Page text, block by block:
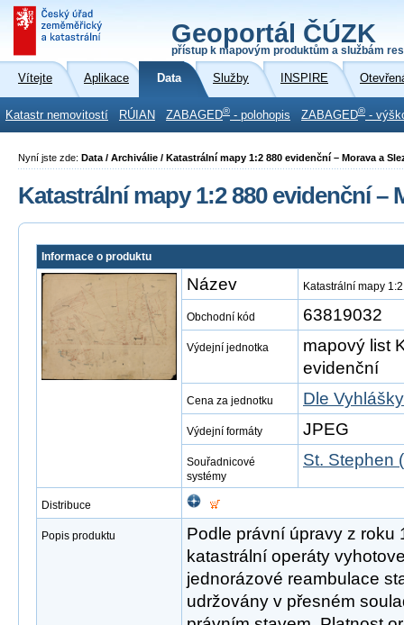
Geoportál ČÚZK
přístup k mapovým produktům a službám
Vítejte Aplikace Data Služby INSPIRE
Katastr nemovitostí RÚIAN ZABAGED® - polohopis ZABAGED® -
Nyní jste zde: Data / Archiválie / Katastrální mapy 1:2 880 evidenční – Morava a
Katastrální mapy 1:2 880 evidenční –
Informace o produktu
Název Katastrální mapy
Obchodní kód 63819032
Výdejní jednotka
mapový list
evidenční
Cena za jednotku Dle
Výdejní formáty JPEG
Souřadnicové
systémy
St. Stephen
Distribuce
Popis produktu
Podle právní úpravy z roku
katastrální operáty
jednorázové reambulace
udržovány v přesném